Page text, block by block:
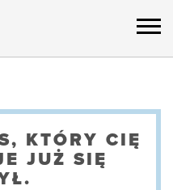
KTÓRY CIĘ
JUŻ SIĘ